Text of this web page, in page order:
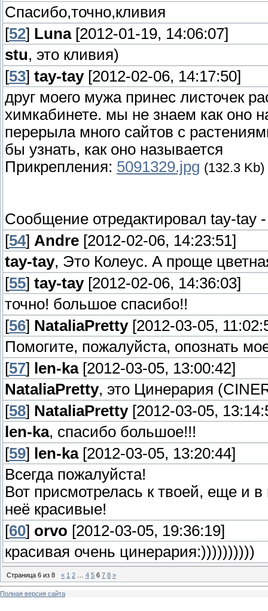
Спасибо,точно,кливия
[52] Luna[2012-01-19, 14:06:07]
stu, это кливия)
[53] tay-tay[2012-02-06, 14:17:50]
друг моего мужа принес листочек
химкабинете. мы не знаем как оно
перерыла много сайтов с
бы узнать, как оно называется
Прикрепления: 5091329.jpg (132.3 Kb)
Сообщение отредактировал tay-tay
[54] Andre [2012-02-06, 14:23:51]
tay-tay, Это Колеус. А проще
[55] tay-tay[2012-02-06, 14:36:03]
точно! большое спасибо!!
[56] NataliaPretty[2012-03-05,
Помогите, пожалуйста, опознать
[57] len-ka[2012-03-05, 13:00:42]
NataliaPretty, это Цинерария
[58] NataliaPretty[2012-03-05,
len-ka, спасибо большое!!!
[59] len-ka[2012-03-05, 13:20:44]
Всегда пожалуйста!
Вот присмотрелась к твоей, еще и в
неё красивые!
[60] orvo [2012-03-05, 19:36:19]
красивая очень цинерария:))))))))))
Страница 6 из 8 « 1 2 4 5 6 7 8 »
Полная версия сайта